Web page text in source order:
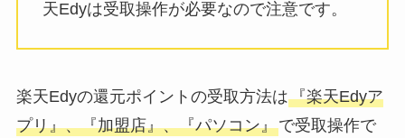
天Edyは受取操作が必要なので注意です。
楽天Edyの還元ポイントの受取方法は『楽天Edyア
プリ』、『加盟店』、『パソコン』で受取操作で